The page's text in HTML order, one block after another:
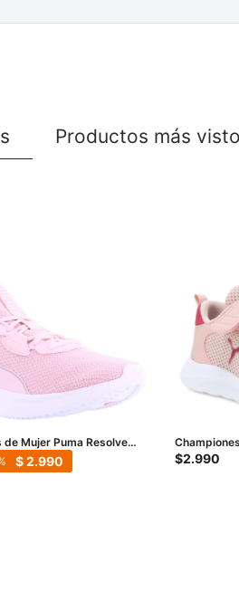
Productos más
de Mujer Puma Resolve
$ 2.990
Ballet
$2.990